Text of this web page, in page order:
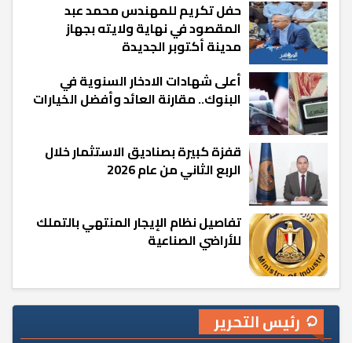
حفل تكريم للمهندس محمد عبد
المقصود في نهاية ولايته بجهاز
مدينة أكتوبر الجديدة
أعلى شهادات الادخار السنوية في
البنوك.. مقارنة العائد وأفضل الخيارات
قفزة كبيرة بصناديق الاستثمار خلال
الربع الثاني من عام 2026
تفاصيل نظام الإيجار المنتهي بالتملك
للأراضي الصناعية
رئيس التحرير